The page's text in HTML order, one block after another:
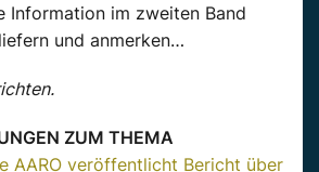
Information im zweiten Band
und anmerken…
ZUM THEMA
AARO veröffentlicht Bericht über